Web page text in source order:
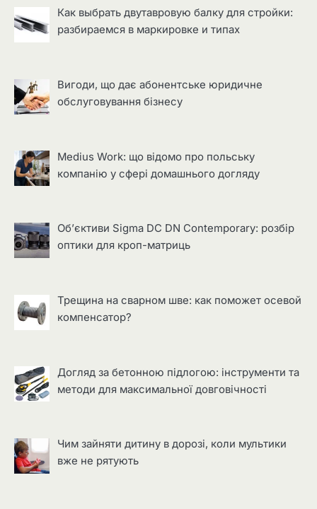
Как выбрать двутавровую балку для стройки:
разбираемся в маркировке и типах
Вигоди, що дає абонентське юридичне
обслуговування бізнесу
Medius Work: що відомо про польську
компанію у сфері домашнього догляду
Об’єктиви Sigma DC DN Contemporary: розбір
оптики для кроп-матриць
Трещина на сварном шве: как поможет осевой
компенсатор?
Догляд за бетонною підлогою: інструменти та
методи для максимальної довговічності
Чим зайняти дитину в дорозі, коли мультики
вже не рятують